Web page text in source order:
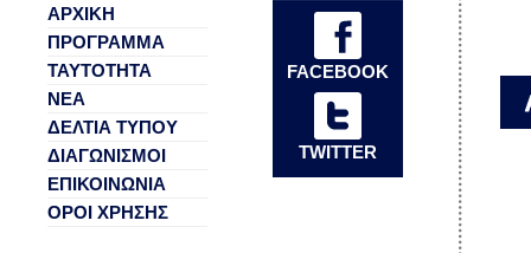
FACEBOOK
TWITTER
ΑΡΧΙΚΗ
ΠΡΟΓΡΑΜΜΑ
ΤΑΥΤΟΤΗΤΑ
ΝΕΑ
ΔΕΛΤΙΑ ΤΥΠΟΥ
ΔΙΑΓΩΝΙΣΜΟΙ
ΕΠΙΚΟΙΝΩΝΙΑ
ΟΡΟΙ ΧΡΗΣΗΣ